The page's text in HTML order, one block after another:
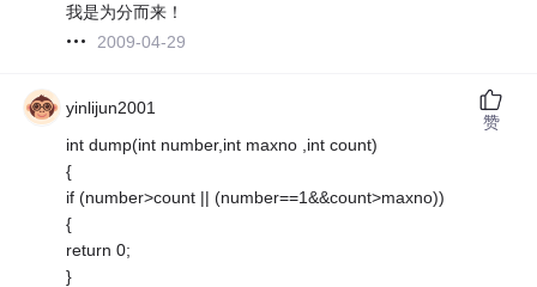
我是为分而来！
2009-04-29
yinlijun2001
int dump(int number,int maxno ,int count)
{
if (number>count || (number==1&&count>maxno))
{
return 0;
}
赞